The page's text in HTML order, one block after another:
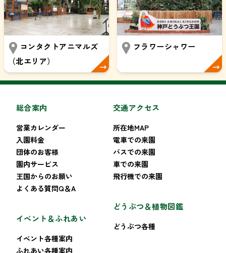
コンタクトアニマルズ
（北エリア）
フラワーシャワー
総合案内
営業カレンダー
入園料金
団体のお客様
園内サービス
王国からのお願い
よくある質問Q＆A
イベント＆ふれあい
イベント各種案内
ふれあい各種案内
交通アクセス
所在地MAP
電車での来園
バスでの来園
車での来園
飛行機での来園
どうぶつ＆植物図鑑
どうぶつ各種